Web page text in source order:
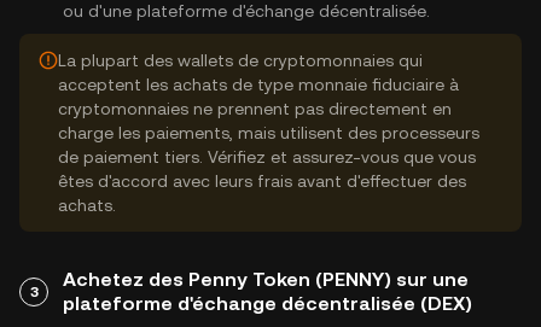
ou d'une plateforme d'échange décentralisée.
La plupart des wallets de cryptomonnaies qui
acceptent les achats de type monnaie fiduciaire à
cryptomonnaies ne prennent pas directement en
charge les paiements, mais utilisent des processeurs
de paiement tiers. Vérifiez et assurez-vous que vous
êtes d'accord avec leurs frais avant d'effectuer des
achats.
3
Achetez des Penny Token (PENNY) sur une
plateforme d'échange décentralisée (DEX)